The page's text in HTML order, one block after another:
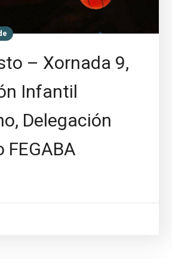
– Xornada 9,
Infantil
Delegación
FEGABA